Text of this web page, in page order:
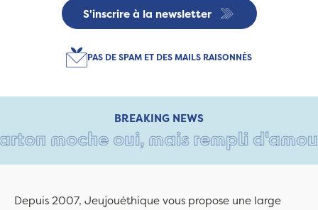
S'inscrire à la newsletter
PAS DE SPAM ET DES MAILS RAISONNÉS
BREAKING NEWS
moche oui, mais rempli d'amour
Depuis 2007, Jeujouéthique vous propose une large